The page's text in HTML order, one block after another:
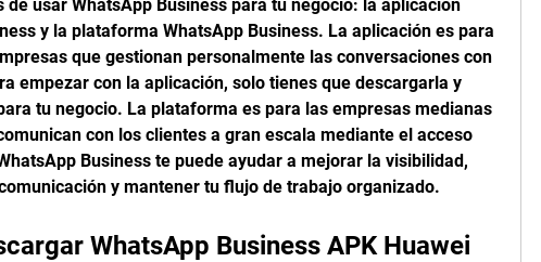
de usar WhatsApp Business para tu negocio: la aplicación
y la plataforma WhatsApp Business. La aplicación es para
que gestionan personalmente las conversaciones con
empezar con la aplicación, solo tienes que descargarla y
tu negocio. La plataforma es para las empresas medianas
con los clientes a gran escala mediante el acceso
Business te puede ayudar a mejorar la visibilidad,
y mantener tu flujo de trabajo organizado.
WhatsApp Business APK Huawei